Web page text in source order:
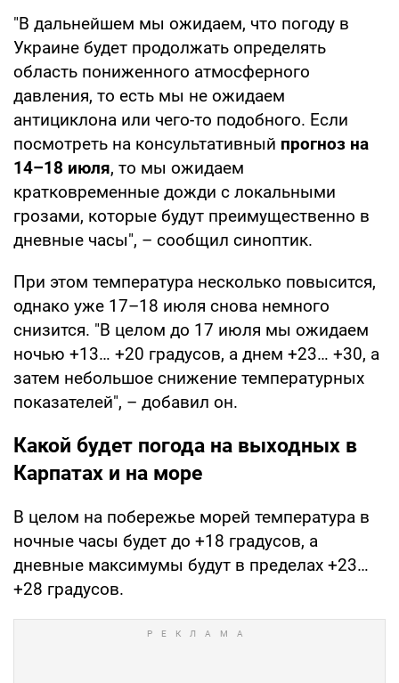
"В дальнейшем мы ожидаем, что погоду в
Украине будет продолжать определять
область пониженного атмосферного
давления, то есть мы не ожидаем
антициклона или чего-то подобного. Если
посмотреть на консультативный прогноз на
14–18 июля, то мы ожидаем
кратковременные дожди с локальными
грозами, которые будут преимущественно в
дневные часы", – сообщил синоптик.
При этом температура несколько повысится,
однако уже 17–18 июля снова немного
снизится. "В целом до 17 июля мы ожидаем
ночью +13… +20 градусов, а днем +23… +30, а
затем небольшое снижение температурных
показателей", – добавил он.
Какой будет погода на выходных в
Карпатах и на море
В целом на побережье морей температура в
ночные часы будет до +18 градусов, а
дневные максимумы будут в пределах +23…
+28 градусов.